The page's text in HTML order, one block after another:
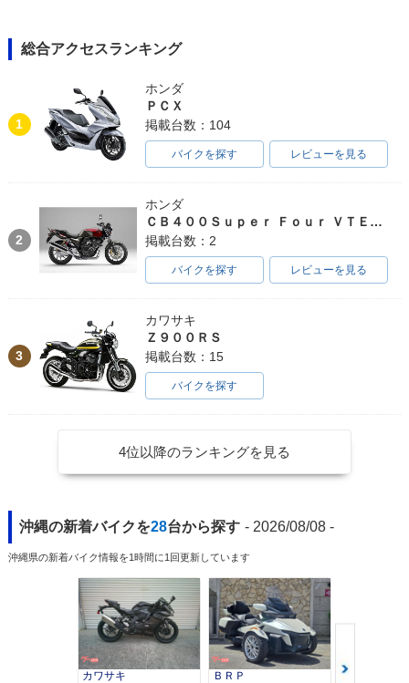
1996年 ADDRESS
1995年 ADDRESS
総合アクセスランキング
1
ホンダ
ＰＣＸ
掲載台数：104
バイクを探す レビューを見る
2
ホンダ
ＣＢ４００Ｓｕｐｅｒ Ｆｏｕｒ ＶＴＥＣ ＳＰＥＣ３
掲載台数：2
バイクを探す レビューを見る
3
カワサキ
Ｚ９００ＲＳ
掲載台数：15
バイクを探す
4位以降のランキングを見る
沖縄の新着バイクを28台から探す - 2026/08/08 -
沖縄県の新着バイク情報を1時間に1回更新しています
カワサキ ＢＲＰ スズキ